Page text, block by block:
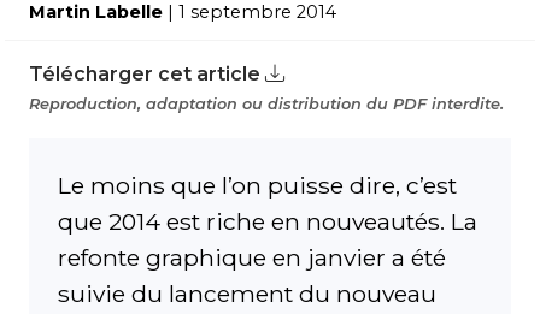
Martin Labelle | 1 septembre 2014
Télécharger cet article
Reproduction, adaptation ou distribution du PDF interdite.
Le moins que l’on puisse dire, c’est
que 2014 est riche en nouveautés. La
refonte graphique en jan­vier a été
suivie du lancement du nouveau